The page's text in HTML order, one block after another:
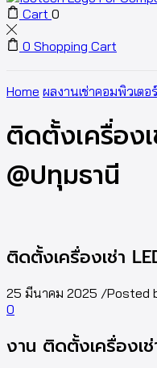
Cart 0
0 Shopping Cart
Home ผลงานเช่าคอมพิวเตอ
ติดตั้งเครื่อง
@ปทุมธานี
ติดตั้งเครื่องเช่า
25 มีนาคม 2025 /Posted
0
งาน ติดตั้งเครื่องเ